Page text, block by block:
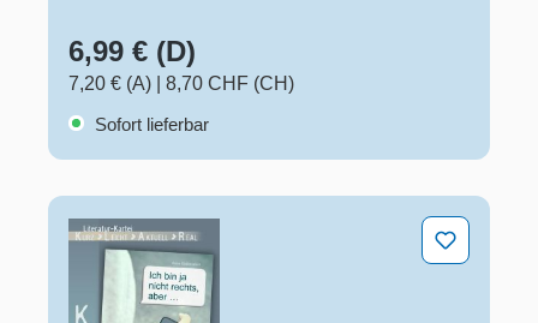
6,99 € (D)
7,20 € (A)
8,70 CHF (CH)
Sofort lieferbar
Ich bin ja nicht rechts, aber ...